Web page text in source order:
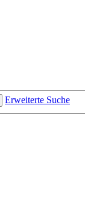
Erweiterte Suche